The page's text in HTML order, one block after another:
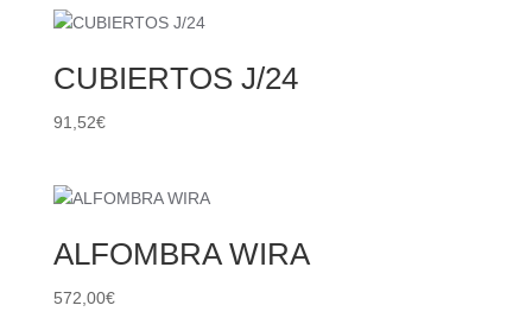
CUBIERTOS J/24
91,52€
ALFOMBRA WIRA
572,00€